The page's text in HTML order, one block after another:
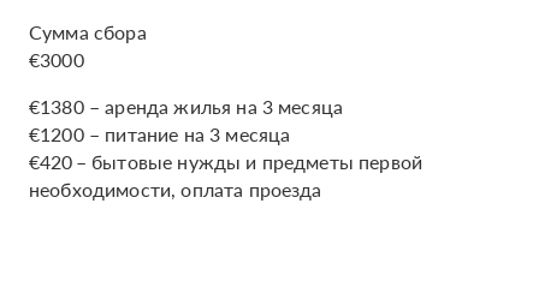
Сумма сбора
€3000
€1380 – аренда жилья на 3 месяца
€1200 – питание на 3 месяца
€420 – бытовые нужды и предметы первой
необходимости, оплата проезда